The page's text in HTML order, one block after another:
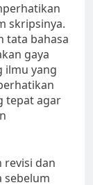
skripsinya.
tata bahasa
gaya
ilmu yang
tepat agar
revisi dan
sebelum